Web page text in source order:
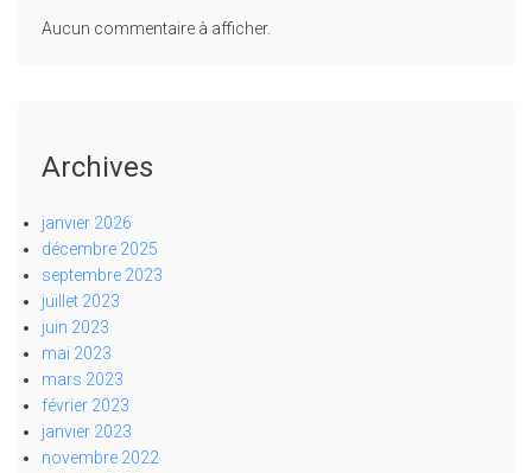
Aucun commentaire à afficher.
Archives
janvier 2026
décembre 2025
septembre 2023
juillet 2023
juin 2023
mai 2023
mars 2023
février 2023
janvier 2023
novembre 2022